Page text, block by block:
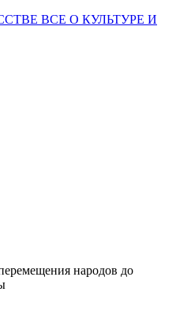
ВСЕ О КУЛЬТУРЕ И
народов до